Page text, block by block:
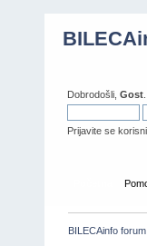
Dobrodošli, Gost
Prijavite se
BILECAinfo forum